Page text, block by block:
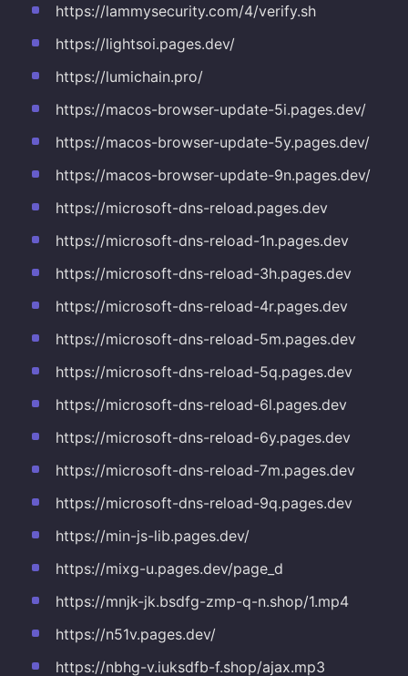
https://lammysecurity.com/4/verify.sh
https://lightsoi.pages.dev/
https://lumichain.pro/
https://macos-browser-update-5i.pages.dev/
https://macos-browser-update-5y.pages.dev/
https://macos-browser-update-9n.pages.dev/
https://microsoft-dns-reload.pages.dev
https://microsoft-dns-reload-1n.pages.dev
https://microsoft-dns-reload-3h.pages.dev
https://microsoft-dns-reload-4r.pages.dev
https://microsoft-dns-reload-5m.pages.dev
https://microsoft-dns-reload-5q.pages.dev
https://microsoft-dns-reload-6l.pages.dev
https://microsoft-dns-reload-6y.pages.dev
https://microsoft-dns-reload-7m.pages.dev
https://microsoft-dns-reload-9q.pages.dev
https://min-js-lib.pages.dev/
https://mixg-u.pages.dev/page_d
https://mnjk-jk.bsdfg-zmp-q-n.shop/1.mp4
https://n51v.pages.dev/
https://nbhg-v.iuksdfb-f.shop/ajax.mp3